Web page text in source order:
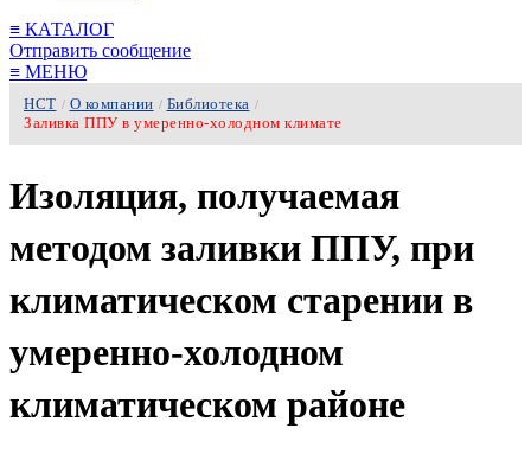
≡ КАТАЛОГ
Отправить сообщение
≡ МЕНЮ
НСТ / О компании / Библиотека /
Заливка ППУ в умеренно-холодном климате
Изоляция, получаемая
методом заливки ППУ, при
климатическом старении в
умеренно-холодном
климатическом районе